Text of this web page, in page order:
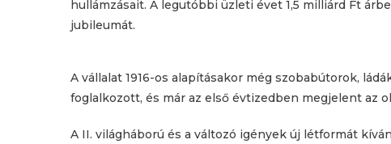
hullámzásait. A legutóbbi üzleti évet 1,5 milliárd Ft
jubileumát.
A vállalat 1916-os alapításakor még szobabútorok,
foglalkozott, és már az első évtizedben megjelent az
A II. világháború és a változó igények új létformát